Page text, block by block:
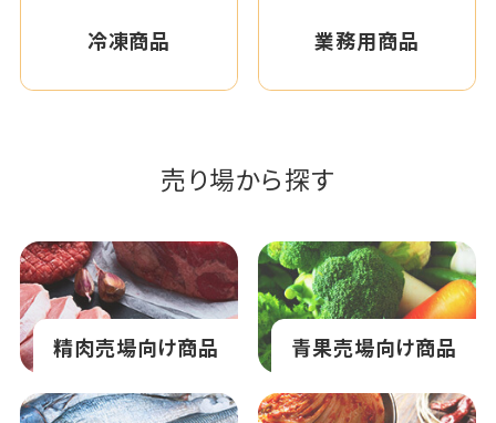
冷凍商品 業務用商品
売り場から探す
精肉売場向け商品 青果売場向け商品